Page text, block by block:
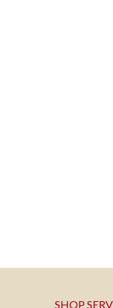
SHOP